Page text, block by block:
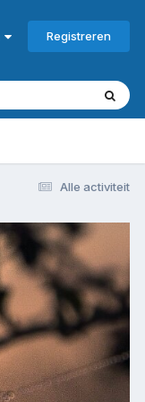
Registreren
Alle activiteit